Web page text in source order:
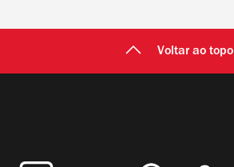
Voltar ao topo